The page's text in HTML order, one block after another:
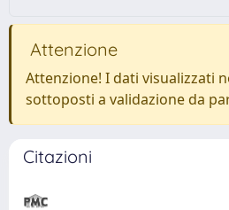
Attenzione
Attenzione! I dati visualizzati
sottoposti a validazione da
Citazioni